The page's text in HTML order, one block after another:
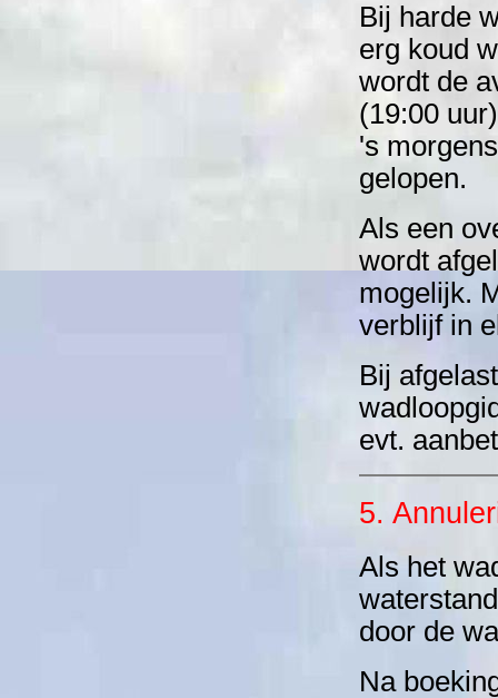
Bij harde
erg koud
wordt de
(19:00
's
gelopen.
Als een
wordt
mogelijk.
verblijf in
Bij
evt.
5.
Als het
door de
Na